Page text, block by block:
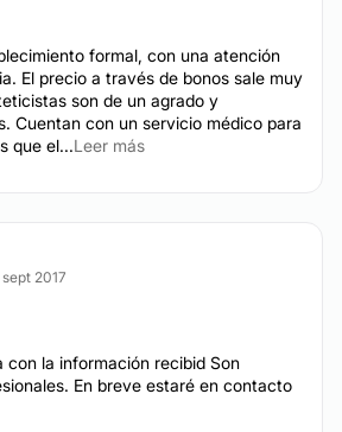
Débito
tatuajes
facial
formal, con una atención
El precio a través de bonos sale muy
son de un agrado y
Cuentan con un servicio médico para
que el...Leer más
2017
con la información recibid Son
En breve estaré en contacto